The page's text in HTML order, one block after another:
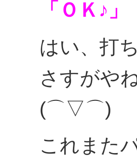
「ＯＫ♪」
はい、打
さすがやね
(⌒▽⌒)
これまた